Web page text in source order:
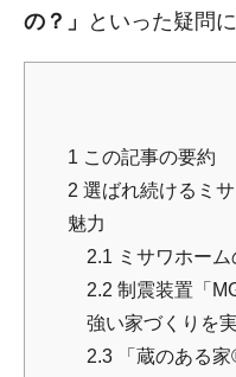
の？」
といった疑問
1 この記事の要約
2 選ばれ続けるミ
魅力
2.1 ミサワホー
2.2 制震装置「
強い家づくりを
2.3 「蔵のある